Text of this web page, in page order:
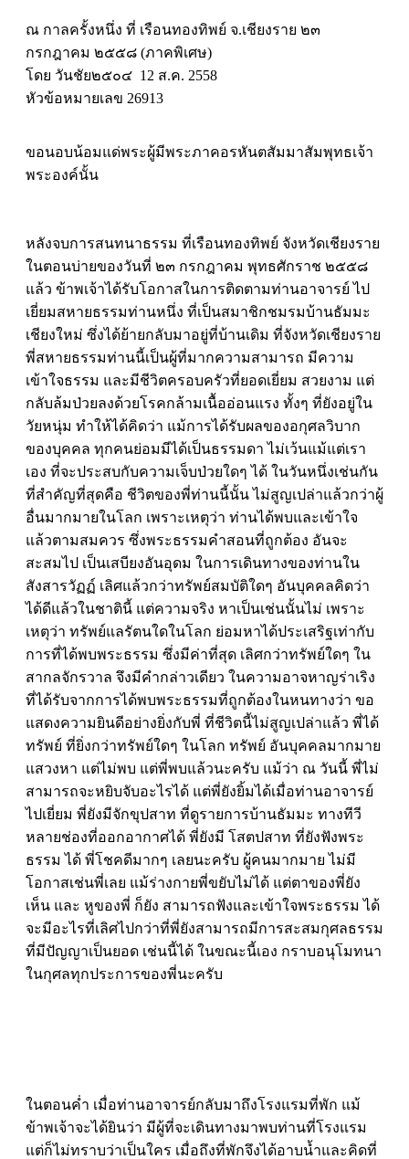
ณ กาลครั้งหนึ่ง ที่ เรือนทองทิพย์ จ.เชียงราย ๒๓
กรกฎาคม ๒๕๕๘ (ภาคพิเศษ)
โดย วันชัย๒๕๐๔ 12 ส.ค. 2558
หัวข้อหมายเลข 26913
ขอนอบน้อมแด่พระผู้มีพระภาคอรหันตสัมมาสัมพุทธเจ้า
พระองค์นั้น
หลังจบการสนทนาธรรม ที่เรือนทองทิพย์ จังหวัดเชียงราย
ในตอนบ่ายของวันที่ ๒๓ กรกฎาคม พุทธศักราช ๒๕๕๘
แล้ว ข้าพเจ้าได้รับโอกาสในการติดตามท่านอาจารย์ ไป
เยี่ยมสหายธรรมท่านหนึ่ง ที่เป็นสมาชิกชมรมบ้านธัมมะ
เชียงใหม่ ซึ่งได้ย้ายกลับมาอยู่ที่บ้านเดิม ที่จังหวัดเชียงราย
พี่สหายธรรมท่านนี้เป็นผู้ที่มากความสามารถ มีความ
เข้าใจธรรม และมีชีวิตครอบครัวที่ยอดเยี่ยม สวยงาม แต่
กลับล้มป่วยลงด้วยโรคกล้ามเนื้ออ่อนแรง ทั้งๆ ที่ยังอยู่ใน
วัยหนุ่ม ทำให้ได้คิดว่า แม้การได้รับผลของอกุศลวิบาก
ของบุคคล ทุกคนย่อมมีได้เป็นธรรมดา ไม่เว้นแม้แต่เรา
เอง ที่จะประสบกับความเจ็บป่วยใดๆ ได้ ในวันหนึ่งเช่นกัน
ที่สำคัญที่สุดคือ ชีวิตของพี่ท่านนี้นั้น ไม่สูญเปล่าแล้วกว่าผู้
อื่นมากมายในโลก เพราะเหตุว่า ท่านได้พบและเข้าใจ
แล้วตามสมควร ซึ่งพระธรรมคำสอนที่ถูกต้อง อันจะ
สะสมไป เป็นเสบียงอันอุดม ในการเดินทางของท่านใน
สังสารวัฏฏ์ เลิศแล้วกว่าทรัพย์สมบัติใดๆ อันบุคคลคิดว่า
ได้ดีแล้วในชาตินี้ แต่ความจริง หาเป็นเช่นนั้นไม่ เพราะ
เหตุว่า ทรัพย์แลรัตนใดในโลก ย่อมหาได้ประเสริฐเท่ากับ
การที่ได้พบพระธรรม ซึ่งมีค่าที่สุด เลิศกว่าทรัพย์ใดๆ ใน
สากลจักรวาล จึงมีคำกล่าวเดียว ในความอาจหาญร่าเริง
ที่ได้รับจากการได้พบพระธรรมที่ถูกต้องในหนทางว่า ขอ
แสดงความยินดีอย่างยิ่งกับพี่ ที่ชีวิตนี้ไม่สูญเปล่าแล้ว พี่ได้
ทรัพย์ ที่ยิ่งกว่าทรัพย์ใดๆ ในโลก ทรัพย์ อันบุคคลมากมาย
แสวงหา แต่ไม่พบ แต่พี่พบแล้วนะครับ แม้ว่า ณ วันนี้ พี่ไม่
สามารถจะหยิบจับอะไรได้ แต่พี่ยังยิ้มได้เมื่อท่านอาจารย์
ไปเยี่ยม พี่ยังมีจักขุปสาท ที่ดูรายการบ้านธัมมะ ทางทีวี
หลายช่องที่ออกอากาศได้ พี่ยังมี โสตปสาท ที่ยังฟังพระ
ธรรม ได้ พี่โชคดีมากๆ เลยนะครับ ผู้คนมากมาย ไม่มี
โอกาสเช่นพี่เลย แม้ร่างกายพี่ขยับไม่ได้ แต่ตาของพี่ยัง
เห็น และ หูของพี่ ก็ยัง สามารถฟังและเข้าใจพระธรรม ได้
จะมีอะไรที่เลิศไปกว่าที่พี่ยังสามารถมีการสะสมกุศลธรรม
ที่มีปัญญาเป็นยอด เช่นนี้ได้ ในขณะนี้เอง กราบอนุโมทนา
ในกุศลทุกประการของพี่นะครับ
ในตอนค่ำ เมื่อท่านอาจารย์กลับมาถึงโรงแรมที่พัก แม้
ข้าพเจ้าจะได้ยินว่า มีผู้ที่จะเดินทางมาพบท่านที่โรงแรม
แต่ก็ไม่ทราบว่าเป็นใคร เมื่อถึงที่พักจึงได้อาบน้ำและคิดที่